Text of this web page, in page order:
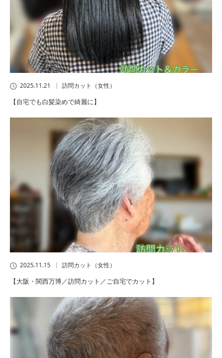
2025.11.21 訪問カット（女性）
【自宅でも白髪染めで綺麗に】
2025.11.15 訪問カット（女性）
【大阪・関西万博／訪問カット／ご自宅でカット】